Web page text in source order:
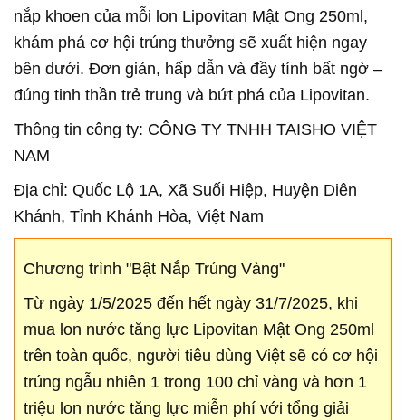
nắp khoen của mỗi lon Lipovitan Mật Ong 250ml,
khám phá cơ hội trúng thưởng sẽ xuất hiện ngay
bên dưới. Đơn giản, hấp dẫn và đầy tính bất ngờ –
đúng tinh thần trẻ trung và bứt phá của Lipovitan.
Thông tin công ty: CÔNG TY TNHH TAISHO VIỆT
NAM
Địa chỉ: Quốc Lộ 1A, Xã Suối Hiệp, Huyện Diên
Khánh, Tỉnh Khánh Hòa, Việt Nam
Chương trình "Bật Nắp Trúng Vàng"
Từ ngày 1/5/2025 đến hết ngày 31/7/2025, khi
mua lon nước tăng lực Lipovitan Mật Ong 250ml
trên toàn quốc, người tiêu dùng Việt sẽ có cơ hội
trúng ngẫu nhiên 1 trong 100 chỉ vàng và hơn 1
triệu lon nước tăng lực miễn phí với tổng giải